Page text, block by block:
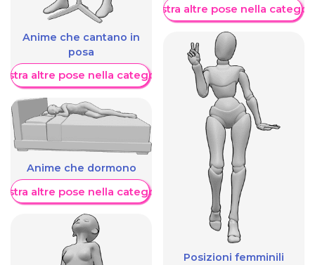
Anime che cantano in
posa
altre pose nella categoria
Anime che dormono
altre pose nella categoria
Mostra altre pose nella
Posizioni femminili